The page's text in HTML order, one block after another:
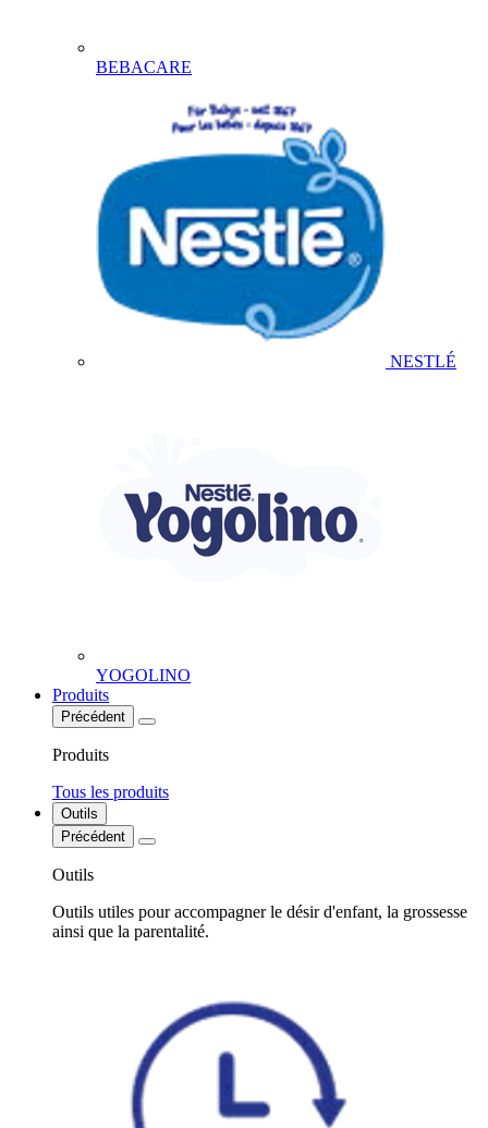
BEBACARE
NESTLÉ
YOGOLINO
Produits
Précédent
Produits
Tous les produits
Outils
Précédent
Outils
Outils utiles pour accompagner le désir d'enfant, la grossesse
ainsi que la parentalité.